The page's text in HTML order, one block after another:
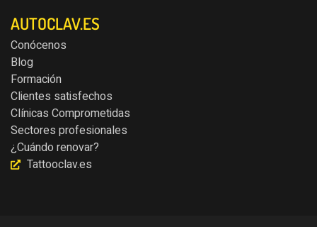
AUTOCLAV.ES
Conócenos
Blog
Formación
Clientes satisfechos
Clínicas Comprometidas
Sectores profesionales
¿Cuándo renovar?
Tattooclav.es